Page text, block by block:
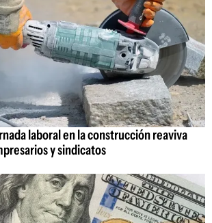
laboral en la construcción reaviva
y sindicatos